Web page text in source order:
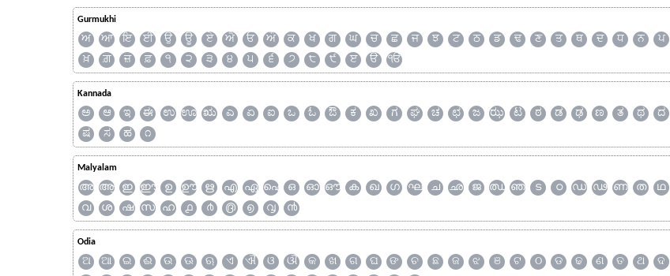
Gurmukhi
ਅ ਆ ਇ ਈ ਉ ਊ ਏ ਐ ਓ ਔ ਕ ਖ ਗ ਘ ਚ ਛ ਜ ਝ ਟ ਠ ਡ ਢ ਣ ਤ ਥ ਦ ਧ ਨ ਪ
ਖ਼
ਗ਼ ਜ਼ ਫ਼ ੧ ੨ ੩ ੪ ੫ ੬ ੭ ੮ ੯ ੲ ੳ ੴ
Kannada
ಅ ಆ ಇ ಈ ಉ ಊ ಋ ಎ ಏ ಐ ಒ ಓ ಔ ಕ ಖ ಗ ಘ ಚ ಛ ಜ ಝ ಟ ಠ ಡ ಢ ಣ ತ ಥ ದ
ಷ
ಸ ಹ ೧
Malyalam
അ ആ ഇ ഈ ഉ ഊ ഋ എ ഏ ഐ ഒ ഓ ഔ ക ഖ ഗ ഘ ച ഛ ജ ഝ ഞ ട ഠ ഡ ഢ ണ ത ഥ
വ
ശ ഷ സ ഹ ൧ ൪ ൫ ൭ ൮ ൯
Odia
ଅ ଆ ଇ ଈ ଉ ଊ ଋ ଏ ଐ ଓ ଔ କ ଖ ଗ ଘ ଙ ଚ ଛ ଜ ଝ ଞ ଟ ଠ ଡ ଢ ଣ ତ ଥ ଦ